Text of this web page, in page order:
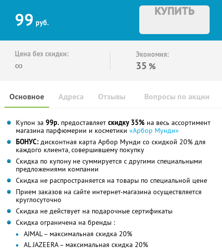
99 руб.
КУПИТЬ
Цена без скидки:
∞
Экономия:
35 %
Основное Отзывы Вопросы по акции
Адреса
Купон за 99р. предоставляет скидку 35% на весь ассортимент
магазина парфюмерии и косметики «Арбор Мунди»
БОНУС: дисконтная карта Арбор Мунди со скидкой 20% для
каждого клиента, совершившему покупку
Скидка по купону не суммируется с другими специальными
предложениями компании
Скидка не распространяется на товары по специальной цене
Прием заказов на сайте интернет-магазина осуществляется
круглосуточно
Скидка не действует на подарочные сертификаты
Скидка ограничена на бренды :
AJMAL – максимальная скидка 20%
AL JAZEERA – максимальная скидка 20%